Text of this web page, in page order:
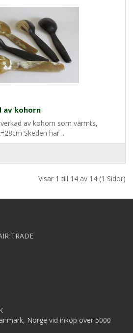
av kohorn
av kohorn som värmts,
Skeden har ..
Visar 1 till 14 av 14 (1 Sidor)
TRADE
Norge vid inköp över 5000